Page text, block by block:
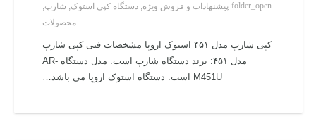
folder_open پیشنهادات و فروش ویژه ,دستگاه کپی استوک شارپ
محصولات
کپی شارپ مدل ۴۵۱ استوک اروپا مشخصات فنی کپی شارپ
مدل ۴۵۱: برند دستگاه شارپ است. مدل دستگاه AR-
M451U است. دستگاه استوک اروپا می باشد…